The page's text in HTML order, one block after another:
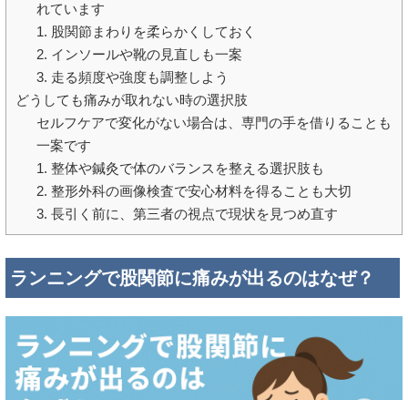
れています
1. 股関節まわりを柔らかくしておく
2. インソールや靴の見直しも一案
3. 走る頻度や強度も調整しよう
どうしても痛みが取れない時の選択肢
セルフケアで変化がない場合は、専門の手を借りることも
一案です
1. 整体や鍼灸で体のバランスを整える選択肢も
2. 整形外科の画像検査で安心材料を得ることも大切
3. 長引く前に、第三者の視点で現状を見つめ直す
ランニングで股関節に痛みが出るのはなぜ？